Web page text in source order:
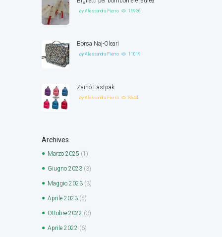
byAlessandra Fierro 15936
Borsa Naj-Oleari
byAlessandra Fierro 11019
Zaino Eastpak
byAlessandra Fierro 8644
Archives
Marzo 2025 (1)
Giugno 2023 (3)
Maggio 2023 (3)
Aprile 2023 (5)
Ottobre 2022 (3)
Aprile 2022 (6)